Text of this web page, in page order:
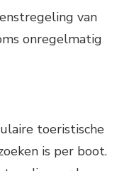
van
onregelmatig
toeristische
is per boot.